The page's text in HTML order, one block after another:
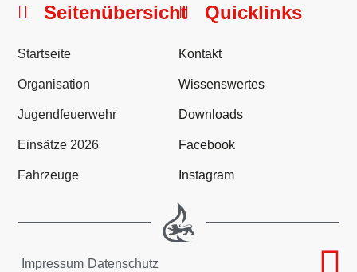
Seitenübersicht
Startseite
Organisation
Jugendfeuerwehr
Einsätze 2026
Fahrzeuge
Quicklinks
Kontakt
Wissenswertes
Downloads
Facebook
Instagram
Impressum Datenschutz